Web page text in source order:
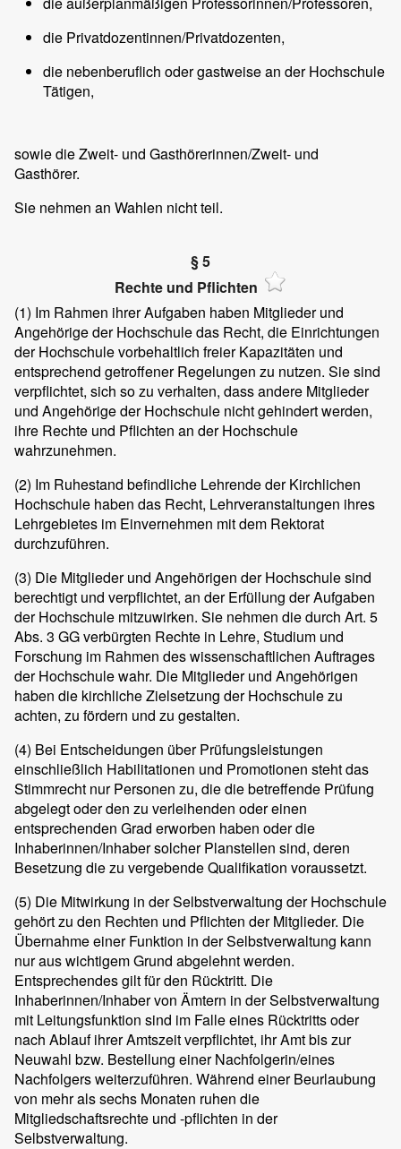
die Privatdozentinnen/Privatdozenten,
die nebenberuflich oder gastweise an der Hochschule
Tätigen,
sowie die Zweit- und Gasthörerinnen/Zweit- und
Gasthörer.
Sie nehmen an Wahlen nicht teil.
§ 5
Rechte und Pflichten
(1) Im Rahmen ihrer Aufgaben haben Mitglieder und
Angehörige der Hochschule das Recht, die Einrichtungen
der Hochschule vorbehaltlich freier Kapazitäten und
entsprechend getroffener Regelungen zu nutzen. Sie sind
verpflichtet, sich so zu verhalten, dass andere Mitglieder
und Angehörige der Hochschule nicht gehindert werden,
ihre Rechte und Pflichten an der Hochschule
wahrzunehmen.
(2) Im Ruhestand befindliche Lehrende der Kirchlichen
Hochschule haben das Recht, Lehrveranstaltungen ihres
Lehrgebietes im Einvernehmen mit dem Rektorat
durchzuführen.
(3) Die Mitglieder und Angehörigen der Hochschule sind
berechtigt und verpflichtet, an der Erfüllung der Aufgaben
der Hochschule mitzuwirken. Sie nehmen die durch Art. 5
Abs. 3 GG verbürgten Rechte in Lehre, Studium und
Forschung im Rahmen des wissenschaftlichen Auftrages
der Hochschule wahr. Die Mitglieder und Angehörigen
haben die kirchliche Zielsetzung der Hochschule zu
achten, zu fördern und zu gestalten.
(4) Bei Entscheidungen über Prüfungsleistungen
einschließlich Habilitationen und Promotionen steht das
Stimmrecht nur Personen zu, die die betreffende Prüfung
abgelegt oder den zu verleihenden oder einen
entsprechenden Grad erworben haben oder die
Inhaberinnen/Inhaber solcher Planstellen sind, deren
Besetzung die zu vergebende Qualifikation voraussetzt.
(5) Die Mitwirkung in der Selbstverwaltung der Hochschule
gehört zu den Rechten und Pflichten der Mitglieder. Die
Übernahme einer Funktion in der Selbstverwaltung kann
nur aus wichtigem Grund abgelehnt werden.
Entsprechendes gilt für den Rücktritt. Die
Inhaberinnen/Inhaber von Ämtern in der Selbstverwaltung
mit Leitungsfunktion sind im Falle eines Rücktritts oder
nach Ablauf ihrer Amtszeit verpflichtet, ihr Amt bis zur
Neuwahl bzw. Bestellung einer Nachfolgerin/eines
Nachfolgers weiterzuführen. Während einer Beurlaubung
von mehr als sechs Monaten ruhen die
Mitgliedschaftsrechte und -pflichten in der
Selbstverwaltung.